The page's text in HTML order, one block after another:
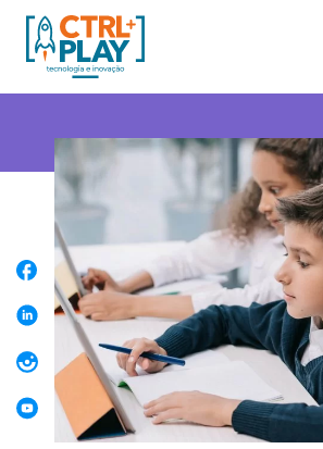
Cursos presenciais
Unidades
Franquia
Blog
Contato
Faça uma Aula Grátis